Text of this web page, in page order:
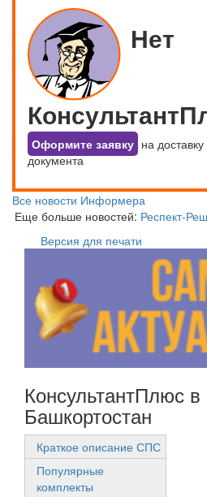
Нет
Оформите заявку на
документа
Все новости Информера
Еще больше новостей: Респект-
Версия для печати
КонсультантПлюс
Башкортостан
Краткое описание СПС
Популярные
комплекты